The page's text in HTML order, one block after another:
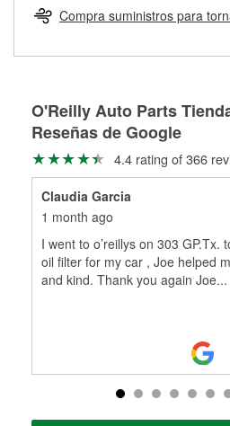
Más información sobre el
medirán tus tambores o discos
ser rectificados con seguridad. Si
partes de reemplazo correctas
Compra suministros para
O'Reilly Auto Parts
Reseñas de Google
4.4 rating of 366
Claudia Garcia
1 month ago
I went to o’reillys on 303 GP.Tx.
oil filter for my car , Joe helped
and kind. Thank you again Joe...